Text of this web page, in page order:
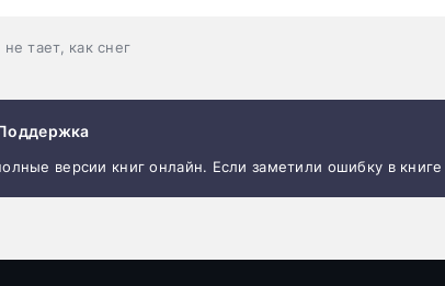
тает, как снег
версии книг онлайн. Если заметили ошибку в